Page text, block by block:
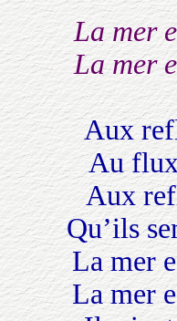
La mer
La mer
Aux
Au flux
Aux
Qu’ils
La mer
La mer